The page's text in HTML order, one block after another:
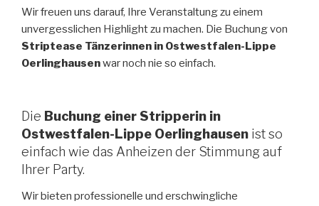
Wir freuen uns darauf, Ihre Veranstaltung zu einem
unvergesslichen Highlight zu machen. Die Buchung von
Striptease Tänzerinnen in Ostwestfalen-Lippe
Oerlinghausenwar noch nie so einfach.
Die Buchung einer Stripperin in
Ostwestfalen-Lippe Oerlinghausen ist so
einfach wie das Anheizen der Stimmung auf
Ihrer Party.
Wir bieten professionelle und erschwingliche